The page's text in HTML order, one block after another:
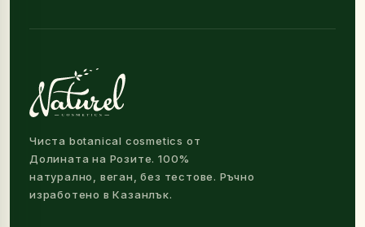
Чиста botanical cosmetics от
Долината на Розите. 100%
натурално, веган, без тестове. Ръчно
изработено в Казанлък.